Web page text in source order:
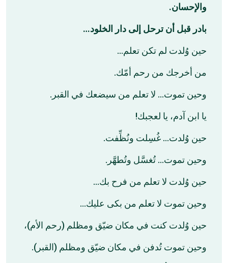
والإحسان.
بادر قبل أن ترحل إلى دار الخلود…
حين وُلدت لم تكن تعلم…
من أخرجك من رحم أمّك.
وحين تموت… لا تعلم من سيضعك في القبر.
يا ابن آدم، يا لعجبك!
حين وُلدت… غُسِلت ونُظِّفت.
وحين تموت… تُغسَّل وتُطهَّر.
حين وُلدت لا تعلم من فرح بك…
وحين تموت لا تعلم من بكى عليك…
حين وُلدت كنت في مكان ضيّق ومظلم (رحم الأم)،
وحين تموت تُدفن في مكان ضيّق ومظلم (القبر).